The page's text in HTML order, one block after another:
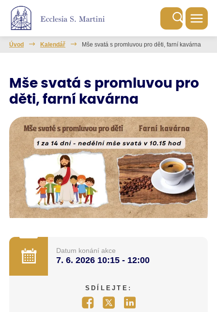
Úvod Kalendář Mše svatá s promluvou pro děti, farní kavárna
Mše svatá s promluvou pro
děti, farní kavárna
Datum konání akce
7. 6. 2026 10:15 - 12:00
SDÍLEJTE: